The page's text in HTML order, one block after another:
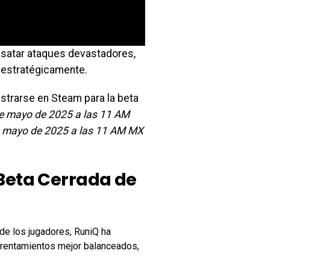
ataques devastadores,
en Steam para la beta
mayo de 2025 a las 11 AM
de 2025 a las 11 AM MX
Cerrada de
los jugadores, RuniQ ha
mejor balanceados,